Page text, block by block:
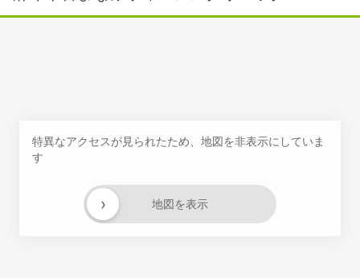
特異なアクセスが見られたため、地図を非表示にしていま
す
地図を表示
›